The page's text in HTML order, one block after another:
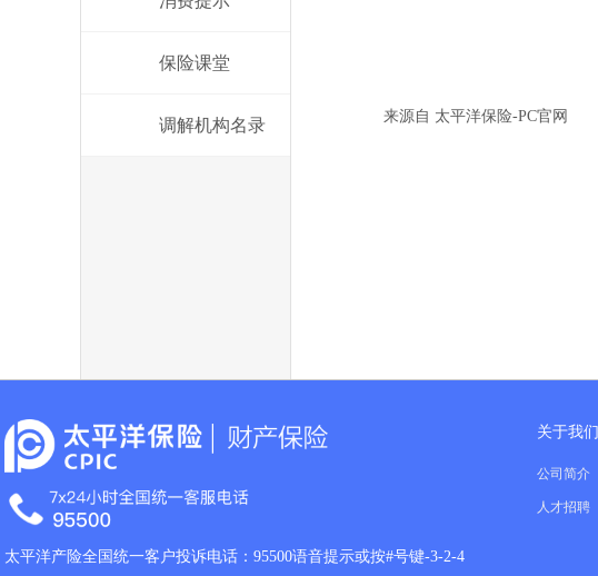
保险课堂
调解机构名录 来源自 太平洋保险-PC官网
太平洋产险全国统一客户投诉电话：95500语音提示或按#号键-3-2-4
关于我们
公司简介
人才招聘